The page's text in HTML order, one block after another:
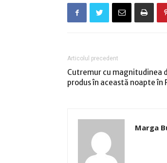
Articolul precedent
Cutremur cu magnitudinea
produs în această noapte în
Marga